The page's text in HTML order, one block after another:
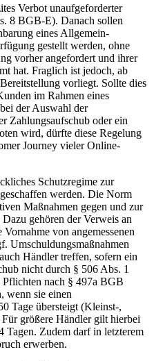
Verbot unaufgeforderter
8 BGB-E). Danach sollen
eines Allgemein-
gestellt werden, ohne
vorher angefordert und ihrer
hat. Fraglich ist jedoch, ab
vorliegt. Sollte dies
im Rahmen eines
der Auswahl der
Zahlungsaufschub oder ein
wird, dürfte diese Regelung
Journey vieler Online-
Schutzregime zur
werden. Die Norm
Maßnahmen gegen und zur
gehören der Verweis an
von angemessenen
Umschuldungsmaßnahmen
Händler treffen, sofern ein
nicht durch § 506 Abs. 1
nach § 497a BGB
wenn sie einen
Tage übersteigt (Kleinst-,
größere Händler gilt hierbei
Tagen. Zudem darf in letzterem
erwerben.